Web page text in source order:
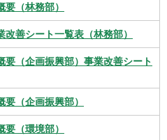
（林務部）
善シート一覧表（林務部）
要（企画振興部）事業改善シート
（企画振興部）
（環境部）